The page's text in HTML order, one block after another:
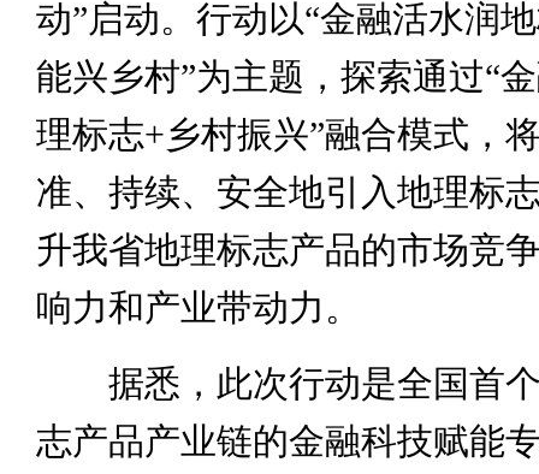
动”启动。行动以“金融活水润
能兴乡村”为主题，探索通过“
理标志+乡村振兴”融合模式，
准、持续、安全地引入地理标
升我省地理标志产品的市场竞
响力和产业带动力。
据悉，此次行动是全国首个
志产品产业链的金融科技赋能